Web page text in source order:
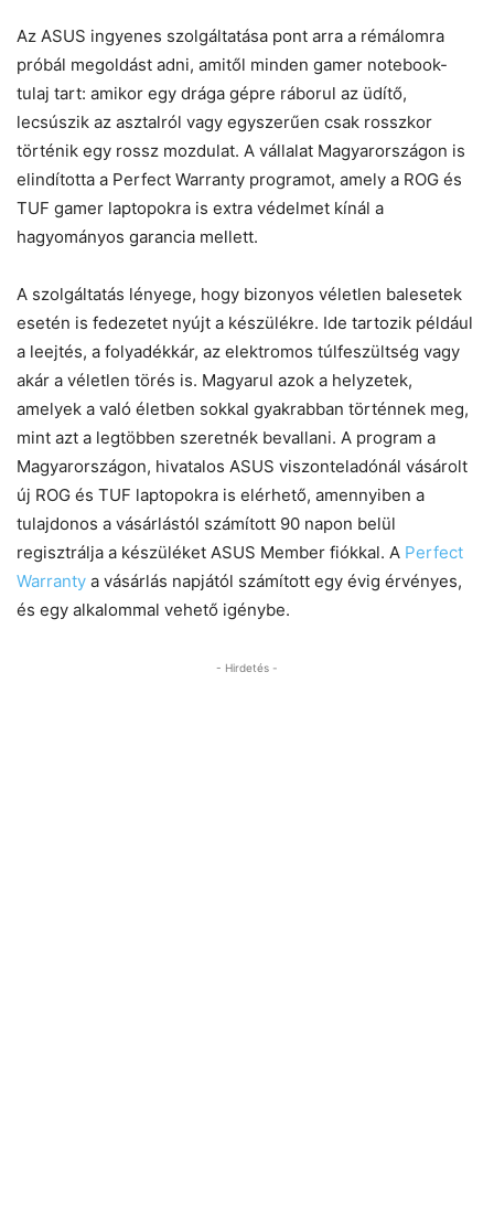
Az ASUS ingyenes szolgáltatása pont arra a rémálomra
próbál megoldást adni, amitől minden gamer notebook-
tulaj tart: amikor egy drága gépre ráborul az üdítő,
lecsúszik az asztalról vagy egyszerűen csak rosszkor
történik egy rossz mozdulat. A vállalat Magyarországon is
elindította a Perfect Warranty programot, amely a ROG és
TUF gamer laptopokra is extra védelmet kínál a
hagyományos garancia mellett.
A szolgáltatás lényege, hogy bizonyos véletlen balesetek
esetén is fedezetet nyújt a készülékre. Ide tartozik például
a leejtés, a folyadékkár, az elektromos túlfeszültség vagy
akár a véletlen törés is. Magyarul azok a helyzetek,
amelyek a való életben sokkal gyakrabban történnek meg,
mint azt a legtöbben szeretnék bevallani. A program a
Magyarországon, hivatalos ASUS viszonteladónál vásárolt
új ROG és TUF laptopokra is elérhető, amennyiben a
tulajdonos a vásárlástól számított 90 napon belül
regisztrálja a készüléket ASUS Member fiókkal. A Perfect
Warranty a vásárlás napjától számított egy évig érvényes,
és egy alkalommal vehető igénybe.
- Hirdetés -